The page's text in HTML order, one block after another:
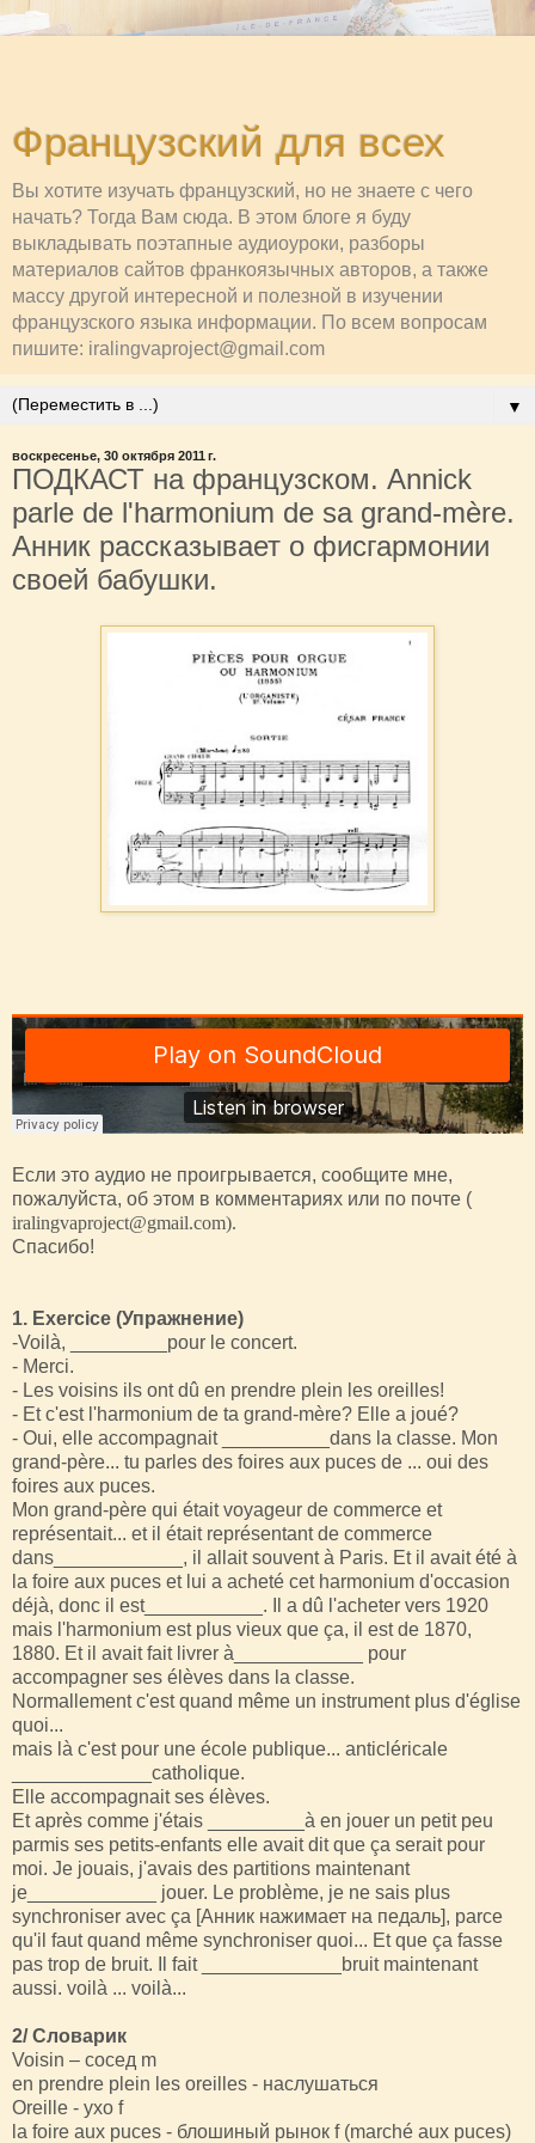
Французский для всех
Вы хотите изучать французский, но не знаете с чего
начать? Тогда Вам сюда. В этом блоге я буду
выкладывать поэтапные аудиоуроки, разборы
материалов сайтов франкоязычных авторов, а также
массу другой интересной и полезной в изучении
французского языка информации. По всем вопросам
пишите: iralingvaproject@gmail.com
▼
воскресенье, 30 октября 2011 г.
ПОДКАСТ на французском. Annick
parle de l'harmonium de sa grand-mère.
Анник рассказывает о фисгармонии
своей бабушки.
Если это аудио не проигрывается, сообщите мне,
пожалуйста, об этом в комментариях или по почте (
iralingvaproject@gmail.com).
Спасибо!
1. Exercice (Упражнение)
-Voilà, _________pour le concert.
- Merci.
- Les voisins ils ont dû en prendre plein les oreilles!
- Et c'est l'harmonium de ta grand-mère? Elle a joué?
- Oui, elle accompagnait __________dans la classe. Mon
grand-père... tu parles des foires aux puces de ... oui des
foires aux puces.
Mon grand-père qui était voyageur de commerce et
représentait... et il était représentant de commerce
dans____________, il allait souvent à Paris. Et il avait été à
la foire aux puces et lui a acheté cet harmonium d'occasion
déjà, donc il est___________. Il a dû l'acheter vers 1920
mais l'harmonium est plus vieux que ça, il est de 1870,
1880. Et il avait fait livrer à____________ pour
accompagner ses élèves dans la classe.
Normallement c'est quand même un instrument plus d'église
quoi...
mais là c'est pour une école publique... anticléricale
_____________catholique.
Elle accompagnait ses élèves.
Et après comme j'étais _________à en jouer un petit peu
parmis ses petits-enfants elle avait dit que ça serait pour
moi. Je jouais, j'avais des partitions maintenant
je____________ jouer. Le problème, je ne sais plus
synchroniser avec ça [Анник нажимает на педаль], parce
qu'il faut quand même synchroniser quoi... Et que ça fasse
pas trop de bruit. Il fait _____________bruit maintenant
aussi. voilà ... voilà...
2/ Словарик
Voisin – сосед m
en prendre plein les oreilles - наслушаться
Oreille - ухо f
la foire aux puces - блошиный рынок f (marché aux puces)